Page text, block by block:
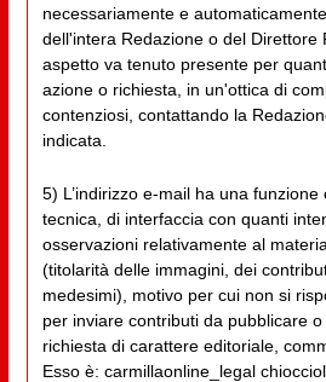
necessariamente e
dell'intera Redazione o del Direttore
aspetto va tenuto presente per
azione o richiesta, in un'ottica di
contenziosi, contattando la
indicata.
5) L’indirizzo e-mail ha una funzione
tecnica, di interfaccia con quanti
osservazioni relativamente al
(titolarità delle immagini, dei
medesimi), motivo per cui non si
per inviare contributi da pubblicare
richiesta di carattere editoriale,
Esso è: carmillaonline_legal